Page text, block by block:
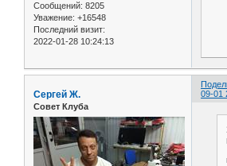
Сообщений: 8205
Уважение: +16548
Последний визит:
2022-01-28 10:24:13
09-01
Сергей Ж.
Совет Клуба